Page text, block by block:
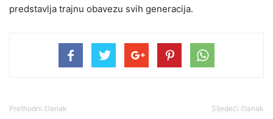
predstavlja trajnu obavezu svih generacija.
Prethodni članak Sljedeći članak